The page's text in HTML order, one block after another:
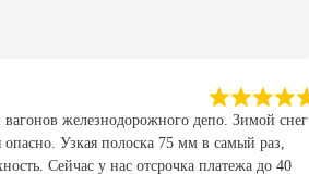
железнодорожного депо. Зимой снег
опасно. Узкая полоска 75 мм в самый раз,
Сейчас у нас отсрочка платежа до 40